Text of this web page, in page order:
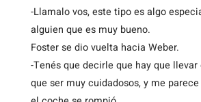
-Llamalo vos, este tipo es algo
alguien que es muy bueno.
Foster se dio vuelta hacia Weber.
-Tenés que decirle que hay que
que ser muy cuidadosos, y me